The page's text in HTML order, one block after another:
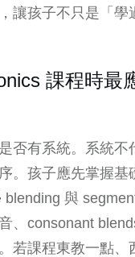
讓孩子不只是「學
課程時最
否有系統。系統不
。孩子應先掌握基
blending 與
、consonant
若課程東教一點、